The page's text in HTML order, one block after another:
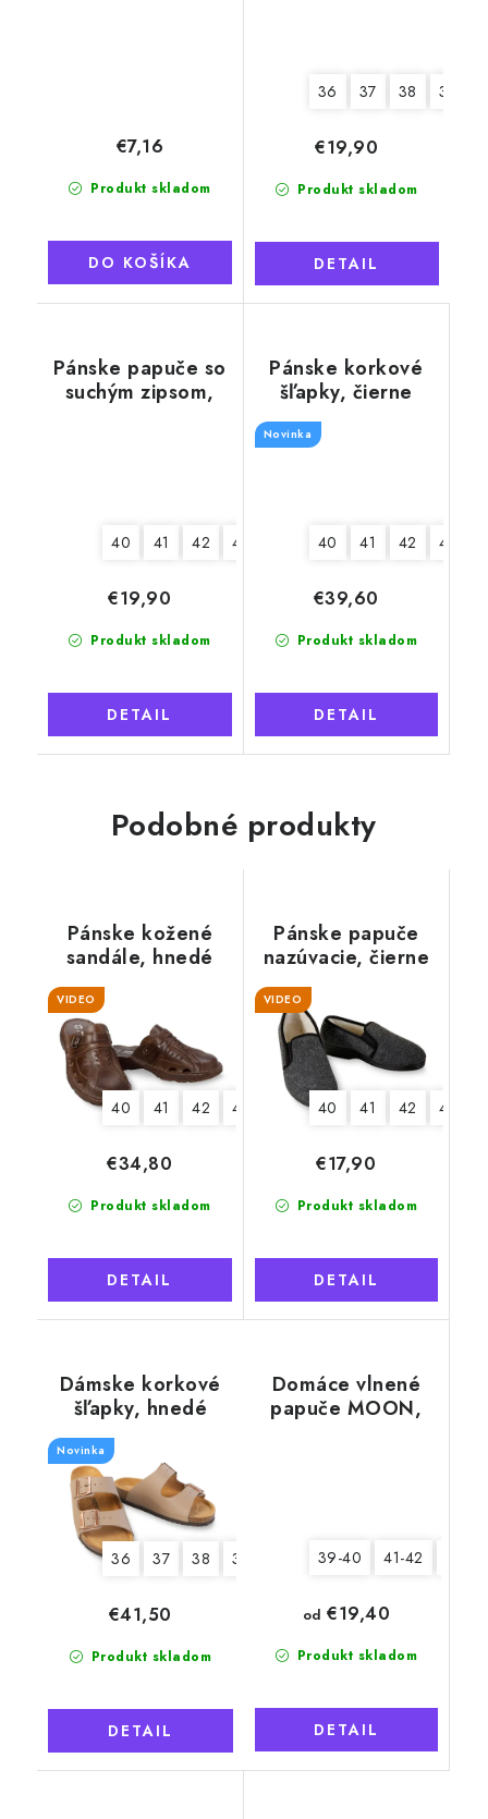
Produkt skladom
€7,16
DO KOŠÍKA
36 37 38 39
Produkt skladom
€19,90
DETAIL
Pánske papuče so
suchým zipsom,
40 41 42 44 46
Produkt skladom
€19,90
DETAIL
Pánske korkové
šľapky, čierne
Novinka
40 41 42 43
Produkt skladom
€39,60
DETAIL
Podobné produkty
Pánske kožené
sandále, hnedé
VIDEO
40 41 42 43 45 46
Produkt skladom
€34,80
DETAIL
Pánske papuče
nazúvacie, čierne
VIDEO
40 41 42 44
Produkt skladom
€17,90
DETAIL
Dámske korkové
šľapky, hnedé
Novinka
36 37 38 39 41
Produkt skladom
€41,50
DETAIL
Domáce vlnené
papuče MOON,
39-40 41-42
Produkt skladom
od €19,40
DETAIL